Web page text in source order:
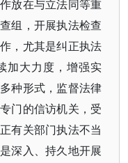
放在与立法同等重
组，开展执法检查
，尤其是纠正执法
加大力度，增强实
种形式，监督法律
门的信访机关，受
有关部门执法不当
深入、持久地开展